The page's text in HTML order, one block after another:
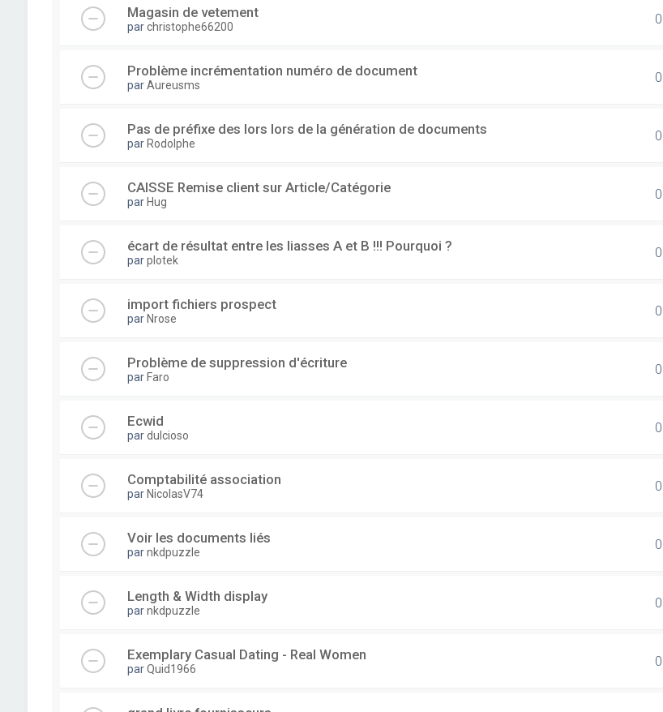
Magasin de vetement
parchristophe66200 0
Problème incrémentation numéro de document
parAureusms 0
Pas de préfixe des lors lors de la génération de documents
par Rodolphe 0
CAISSE Remise client sur Article/Catégorie
par Hug 0
écart de résultat entre les liasses A et B !!! Pourquoi ?
parplotek 0
import fichiers prospect
par Nrose 0
Problème de suppression d'écriture
par Faro 0
Ecwid
pardulcioso 0
Comptabilité association
par NicolasV74 0
Voir les documents liés
parnkdpuzzle 0
Length & Width display
parnkdpuzzle 0
Exemplary Сasual Dating - Real Women
parQuid1966 0